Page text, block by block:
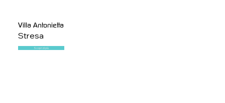
Villa Antonietta
Stresa
Scopri di più